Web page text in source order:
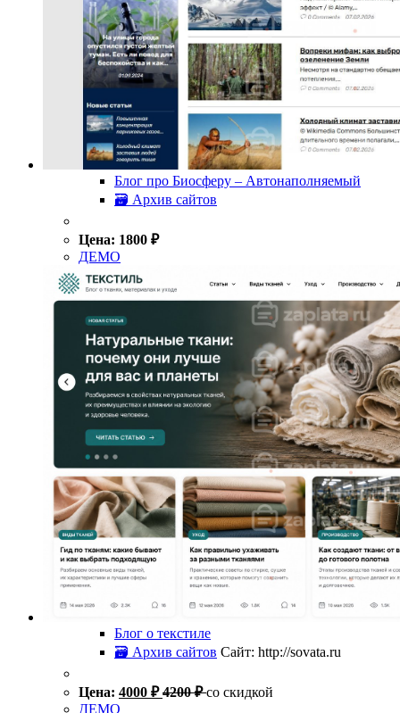
Блог про Биосферу – Автонаполняемый
🗃 Архив сайтов
Цена: 1800 ₽
ДЕМО
Блог о текстиле
🗃 Архив сайтов Сайт: http://sovata.ru
Цена: 4000 ₽ 4200₽ со скидкой
ДЕМО